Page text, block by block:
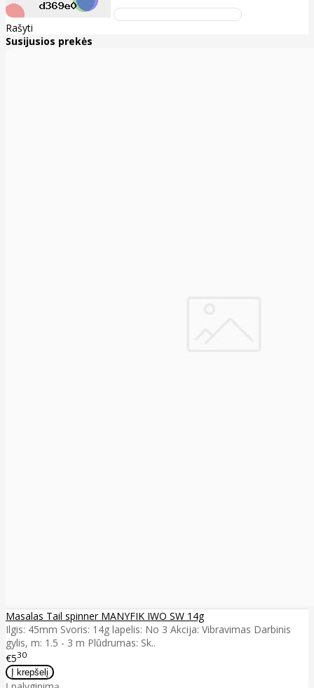
Rašyti
Susijusios prekės
Masalas Tail spinner MANYFIK IWO SW 14g
Ilgis: 45mm Svoris: 14g lapelis: No 3 Akcija: Vibravimas Darbinis
gylis, m: 1.5 - 3 m Plūdrumas: Sk..
€530